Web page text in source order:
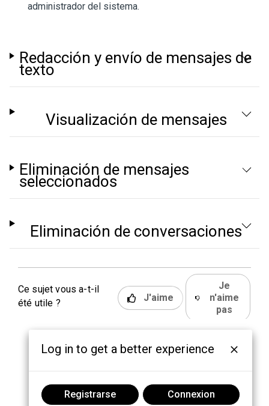
administrador del sistema.
Redacción y envío de mensajes de
texto
Visualización de mensajes
Eliminación de mensajes
seleccionados
Eliminación de conversaciones
Ce sujet vous a-t-il
été utile ?
J'aime
Je
n'aime
pas
Log in to get a better experience
Registrarse Connexion